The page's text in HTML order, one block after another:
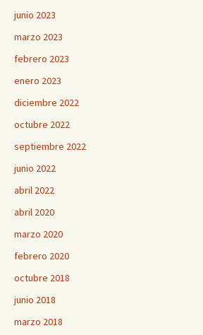
junio 2023
marzo 2023
febrero 2023
enero 2023
diciembre 2022
octubre 2022
septiembre 2022
junio 2022
abril 2022
abril 2020
marzo 2020
febrero 2020
octubre 2018
junio 2018
marzo 2018